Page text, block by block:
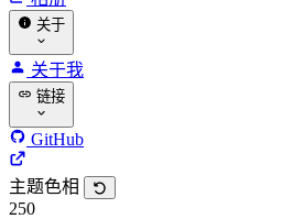
关于
关于我
链接
GitHub
主题色相
250